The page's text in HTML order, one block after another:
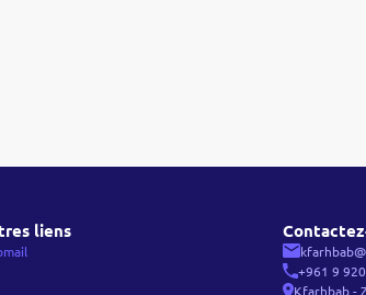
liens
+961 9
Kfarhbab -